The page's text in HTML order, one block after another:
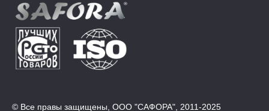
© Все правы защищены, ООО "САФОРА", 2011-2025